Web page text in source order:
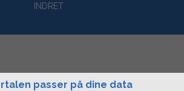
INDRET
passer på dine data